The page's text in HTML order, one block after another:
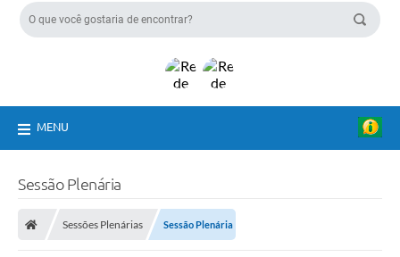
MENU
Sessão Plenária
Sessões Plenárias Sessão Plenária